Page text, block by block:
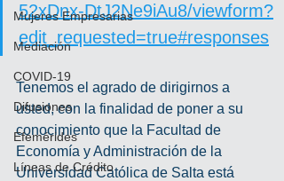
Mujeres Empresarias
Mediación
COVID-19
Difusiones
Efemérides
Líneas de Crédito
52xDnx-DtJ2Ne9iAu8/viewform?
edit_requested=true#responses
Tenemos el agrado de dirigirnos a
usted, con la finalidad de poner a su
conocimiento que la Facultad de
Economía y Administración de la
Universidad Católica de Salta está